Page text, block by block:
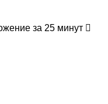
за 25 минут